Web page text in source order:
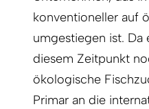
konventioneller auf
umgestiegen ist. Da
diesem Zeitpunkt
ökologische
Primar an die